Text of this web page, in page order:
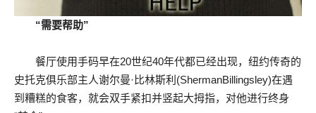
“需要帮助”
餐厅使用手码早在20世纪40年代都已经出现，纽约传奇的
史托克俱乐部主人谢尔曼·比林斯利(ShermanBillingsley)在遇
到糟糕的食客，就会双手紧扣并竖起大拇指，对他进行终身